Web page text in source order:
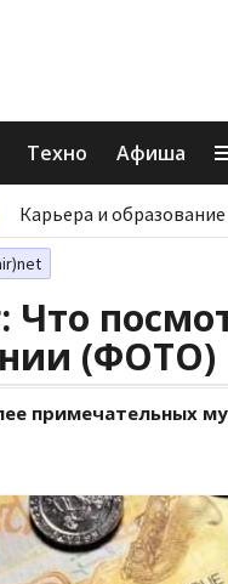
Техно Афиша
Карьера и образование
Что
(ФОТО)
примечательных